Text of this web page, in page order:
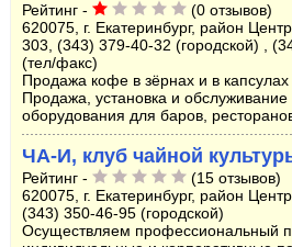
Рейтинг -
(0 отзывов)
620075, г. Екатеринбург, район
303, (343) 379-40-32 (городской) ,
(тел/факс)
Продажа кофе в зёрнах и в
Продажа, установка и
оборудования для баров,
ЧА-И, клуб чайной
Рейтинг -
(15 отзывов)
620075, г. Екатеринбург, район
(343) 350-46-95 (городской)
Осуществляем профессиональный